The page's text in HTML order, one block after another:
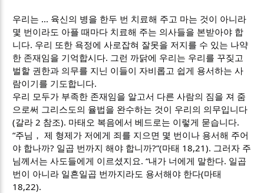
우리는 ... 육신의 병을 한두 번 치료해 주고 마는 것이 아니라
몇 번이라도 아플 때마다 치료해 주는 의사들을 본받아야 합
니다. 우리 또한 욕정에 사로잡혀 잘못을 저지를 수 있는 나약
한 존재임을 기억합시다. 그런 까닭에 우리는 우리를 꾸짖고
벌할 권한과 의무를 지닌 이들이 자비롭고 쉽게 용서하는 사
람이기를 기도합니다.
우리 모두가 부족한 존재임을 알고서 다른 사람의 짐을 져 줌
으로써 그리스도의 율법을 완수하는 것이 우리의 의무입니다
(갈라 2 참조). 마태오 복음에서 베드로는 이렇게 묻습니다.
“주님， 제 형제가 저에게 죄를 지으면 몇 번이나 용서해 주어
야 합나까? 일곱 번까지 해야 합니까?”(마태 18,21). 그러자 주
님께서는 사도들에게 이르셨지요. “내가 너에게 말한다. 일곱
번이 아니라 일흔일곱 번까지라도 용서해야 한다(마태
18,22).